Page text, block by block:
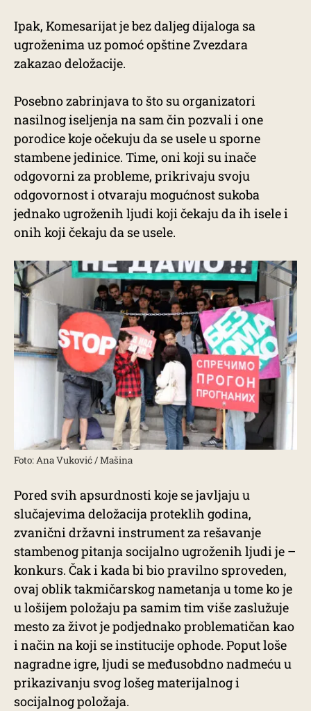
Ipak, Komesarijat je bez daljeg dijaloga sa
ugroženima uz pomoć opštine Zvezdara
zakazao deložacije.
Posebno zabrinjava to što su organizatori
nasilnog iseljenja na sam čin pozvali i one
porodice koje očekuju da se usele u sporne
stambene jedinice. Time, oni koji su inače
odgovorni za probleme, prikrivaju svoju
odgovornost i otvaraju mogućnost sukoba
jednako ugroženih ljudi koji čekaju da ih isele i
onih koji čekaju da se usele.
Foto: Ana Vuković / Mašina
Pored svih apsurdnosti koje se javljaju u
slučajevima deložacija proteklih godina,
zvanični državni instrument za rešavanje
stambenog pitanja socijalno ugroženih ljudi je –
konkurs. Čak i kada bi bio pravilno sproveden,
ovaj oblik takmičarskog nametanja u tome ko je
u lošijem položaju pa samim tim više zaslužuje
mesto za život je podjednako problematičan kao
i način na koji se institucije ophode. Poput loše
nagradne igre, ljudi se međusobdno nadmeću u
prikazivanju svog lošeg materijalnog i
socijalnog položaja.